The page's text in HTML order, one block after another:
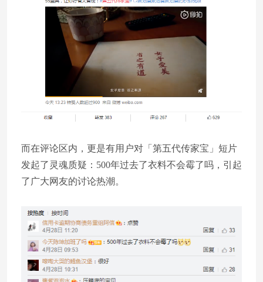
而在评论区内，更是有用户对「第五代传家宝」短片
发起了灵魂质疑：500年过去了衣料不会霉了吗，引起
了广大网友的讨论热潮。